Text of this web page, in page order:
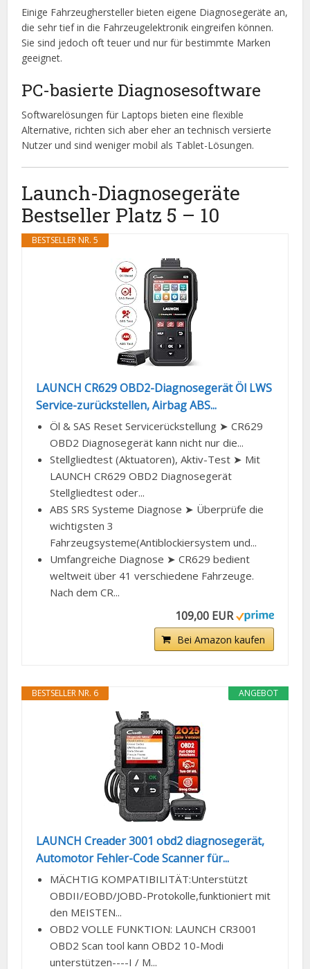
Einige Fahrzeughersteller bieten eigene Diagnosegeräte an,
die sehr tief in die Fahrzeugelektronik eingreifen können.
Sie sind jedoch oft teuer und nur für bestimmte Marken
geeignet.
PC-basierte Diagnosesoftware
Softwarelösungen für Laptops bieten eine flexible
Alternative, richten sich aber eher an technisch versierte
Nutzer und sind weniger mobil als Tablet-Lösungen.
Launch-Diagnosegeräte
Bestseller Platz 5 – 10
BESTSELLER NR. 5
LAUNCH CR629 OBD2-Diagnosegerät Öl LWS
Service-zurückstellen, Airbag ABS...
Öl & SAS Reset Servicerückstellung ➤ CR629
OBD2 Diagnosegerät kann nicht nur die...
Stellgliedtest (Aktuatoren), Aktiv-Test ➤ Mit
LAUNCH CR629 OBD2 Diagnosegerät
Stellgliedtest oder...
ABS SRS Systeme Diagnose ➤ Überprüfe die
wichtigsten 3
Fahrzeugsysteme(Antiblockiersystem und...
Umfangreiche Diagnose ➤ CR629 bedient
weltweit über 41 verschiedene Fahrzeuge.
Nach dem CR...
109,00 EUR
Bei Amazon kaufen
ANGEBOT
BESTSELLER NR. 6
LAUNCH Creader 3001 obd2 diagnosegerät,
Automotor Fehler-Code Scanner für...
MÄCHTIG KOMPATIBILITÄT:Unterstützt
OBDII/EOBD/JOBD-Protokolle,funktioniert mit
den MEISTEN...
OBD2 VOLLE FUNKTION: LAUNCH CR3001
OBD2 Scan tool kann OBD2 10-Modi
unterstützen----I / M...